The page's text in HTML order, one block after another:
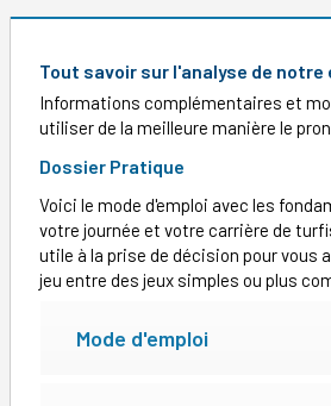
Tout savoir sur l'analyse de notre
Informations complémentaires et
utiliser de la meilleure manière le
Dossier Pratique
Voici le mode d'emploi avec les
votre journée et votre carrière de
utile à la prise de décision pour vous
jeu entre des jeux simples ou plus
Mode d'emploi